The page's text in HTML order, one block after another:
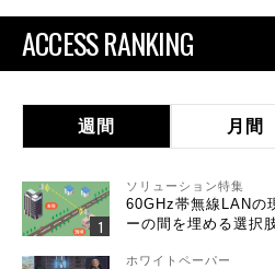
ACCESS RANKING
週間 月間
ソリューション特集
60GHz帯無線LAN
ーの間を埋める選択
ホワイトペーパー